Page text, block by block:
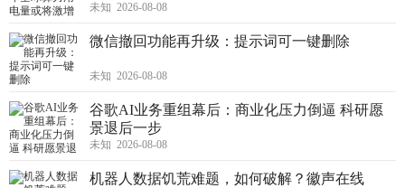
未知 2026-08-08
微信撤回功能再升级：提示词可一键删除
未知 2026-08-08
谷歌AI业务重组幕后：商业化压力倒逼 科研愿
景退后一步
未知 2026-08-08
机器人数据饥荒难题，如何破解？徽声在线